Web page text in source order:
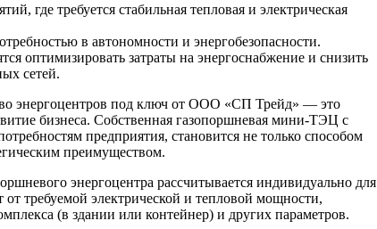
где требуется стабильная тепловая и электрическая
в автономности и энергобезопасности.
оптимизировать затраты на энергоснабжение и снизить
сетей.
энергоцентров под ключ от ООО «СП Трейд» — это
бизнеса. Собственная газопоршневая мини-ТЭЦ с
предприятия, становится не только способом
преимуществом.
энергоцентра рассчитывается индивидуально для
от требуемой электрической и тепловой мощности,
(в здании или контейнер) и других параметров.